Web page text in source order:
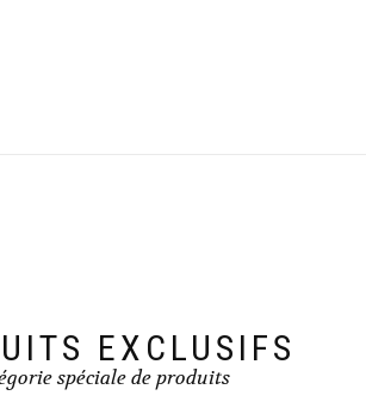
EXCLUSIFS
spéciale de produits